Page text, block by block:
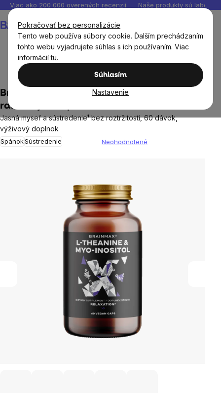
Pokračovať bez personalizácie
Tento web používa súbory cookie. Ďalším prechádzaním
tohto webu vyjadrujete súhlas s ich používaním. Viac
informáciítu.
Súhlasím
Nastavenie
Prejsť
obsah
Viac ako 200 000 overených recenzií Naše produkty sú
košík
BrainMax L-Theanine & Myo-Inositol, 60
rastlinných kapsúl
Jasná myseľ a sústredenie¹ bez roztržitosti, 60 dávok,
výživový doplnok
SpánokSústredenie
hviezdičiek.
Neohodnotené